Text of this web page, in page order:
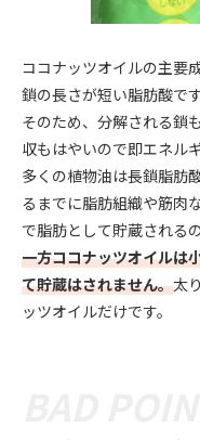
ココナッツオイルの主要
鎖の長さが短い脂肪酸です
そのため、分解される鎖
収もはやいので即エネル
多くの植物油は長鎖脂肪
るまでに脂肪組織や筋肉
で脂肪として貯蔵される
一方ココナッツオイルは
て貯蔵はされません。太
ッツオイルだけです。